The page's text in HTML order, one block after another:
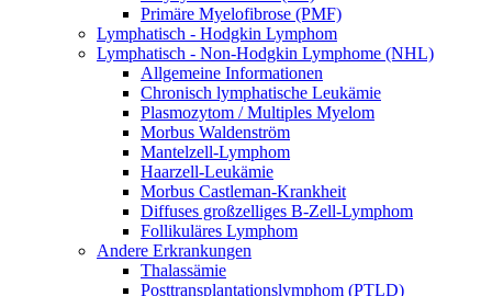
Primäre Myelofibrose (PMF)
Lymphatisch - Hodgkin Lymphom
Lymphatisch - Non-Hodgkin Lymphome (NHL)
Allgemeine Informationen
Chronisch lymphatische Leukämie
Plasmozytom / Multiples Myelom
Morbus Waldenström
Mantelzell-Lymphom
Haarzell-Leukämie
Morbus Castleman-Krankheit
Diffuses großzelliges B-Zell-Lymphom
Follikuläres Lymphom
Andere Erkrankungen
Thalassämie
Posttransplantationslymphom (PTLD)